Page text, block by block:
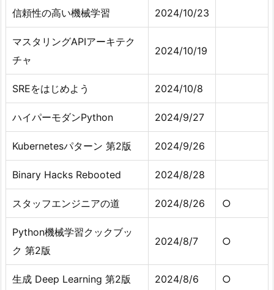
信頼性の高い機械学習 2024/10/23
マスタリングAPIアーキテク
チャ
2024/10/19
SREをはじめよう 2024/10/8
ハイパーモダンPython 2024/9/27
Kubernetesパターン 第2版 2024/9/26
Binary Hacks Rebooted 2024/8/28
スタッフエンジニアの道 2024/8/26 ○
Python機械学習クックブッ
ク 第2版
2024/8/7 ○
生成 Deep Learning 第2版 2024/8/6 ○